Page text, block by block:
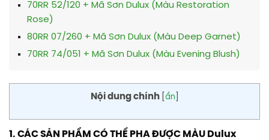
70RR 52/120 + Mã Sơn Dulux (Màu Restoration
Rose)
80RR 07/260 + Mã Sơn Dulux (Màu Deep Garnet)
70RR 74/051 + Mã Sơn Dulux (Màu Evening Blush)
Nội dung chính ẩn
1. CÁC SẢN PHẨM CÓ THỂ PHA ĐƯỢC MÀU Dulux